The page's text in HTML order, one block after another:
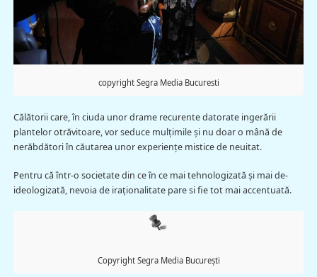
copyright Segra Media Bucuresti
Călătorii care, în ciuda unor drame recurente datorate ingerării
plantelor otrăvitoare, vor seduce mulțimile și nu doar o mână de
nerăbdători în căutarea unor experiențe mistice de neuitat.
Pentru că într-o societate din ce în ce mai tehnologizată și mai de-
ideologizată, nevoia de iraționalitate pare si fie tot mai accentuată.
Copyright Segra Media București